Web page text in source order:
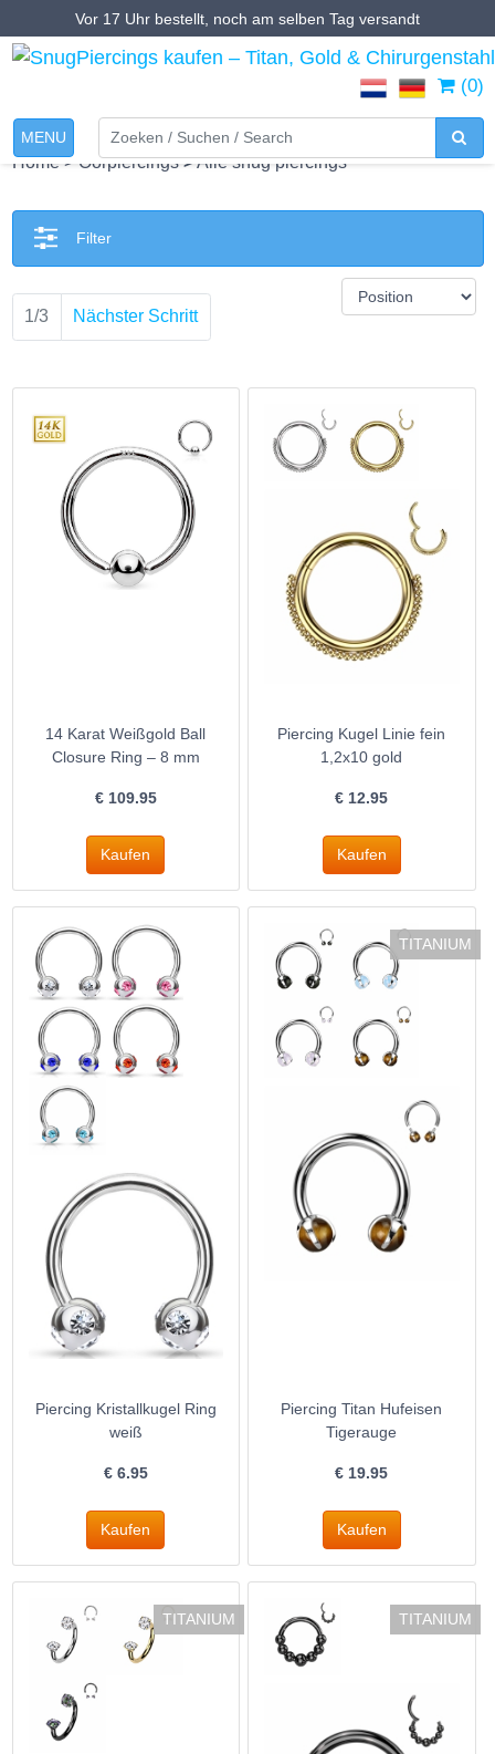
Vor 17 Uhr bestellt, noch am selben Tag versandt
(0)
MENU
Home> Oorpiercings>Alle snug piercings
Filter
1/3 Nächster Schritt
14 Karat Weißgold Ball
Closure Ring – 8 mm
€ 109.95
Piercing Kugel Linie fein
1,2x10 gold
€ 12.95
Piercing Kristallkugel Ring
weiß
€ 6.95
TITANIUM
Piercing Titan Hufeisen
Tigerauge
€ 19.95
TITANIUM TITANIUM